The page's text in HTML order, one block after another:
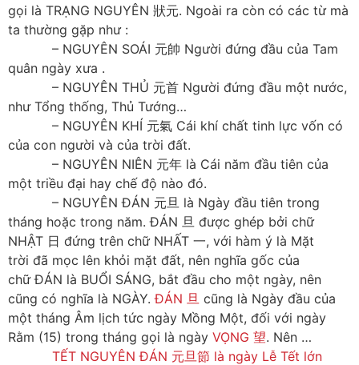
gọi là TRẠNG NGUYÊN 狀元. Ngoài ra còn có các từ mà
ta thường gặp như :
– NGUYÊN SOÁI 元帥 Người đứng đầu của Tam
quân ngày xưa .
– NGUYÊN THỦ 元首 Người đứng đầu một nước,
như Tổng thống, Thủ Tướng…
– NGUYÊN KHÍ 元氣 Cái khí chất tinh lực vốn có
của con người và của trời đất.
– NGUYÊN NIÊN 元年 là Cái năm đầu tiên của
một triều đại hay chế độ nào đó.
– NGUYÊN ĐÁN 元旦 là Ngày đầu tiên trong
tháng hoặc trong năm. ĐÁN 旦 được ghép bởi chữ
NHẬT 日 đứng trên chữ NHẤT 一, với hàm ý là Mặt
trời đã mọc lên khỏi mặt đất, nên nghĩa gốc của
chữ ĐÁN là BUỔI SÁNG, bắt đầu cho một ngày, nên
cũng có nghĩa là NGÀY.ĐÁN 旦 cũng là Ngày đầu của
một tháng Âm lịch tức ngày Mồng Một, đối với ngày
Rằm (15) trong tháng gọi là ngày VỌNG 望. Nên …
TẾT NGUYÊN ĐÁN 元旦節 là ngày Lễ Tết lớn